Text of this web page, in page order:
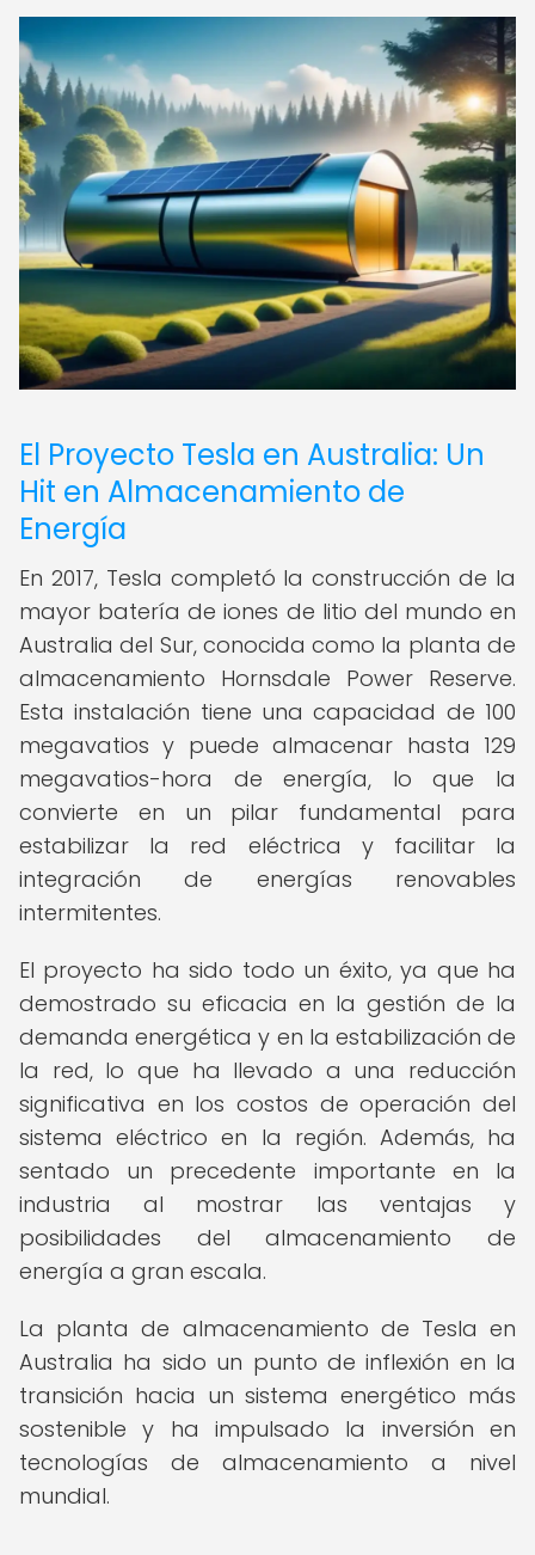
El Proyecto Tesla en Australia: Un
Hit en Almacenamiento de
Energía
En 2017, Tesla completó la construcción de la
mayor batería de iones de litio del mundo en
Australia del Sur, conocida como la planta de
almacenamiento Hornsdale Power Reserve.
Esta instalación tiene una capacidad de 100
megavatios y puede almacenar hasta 129
megavatios-hora de energía, lo que la
convierte en un pilar fundamental para
estabilizar la red eléctrica y facilitar la
integración de energías renovables
intermitentes.
El proyecto ha sido todo un éxito, ya que ha
demostrado su eficacia en la gestión de la
demanda energética y en la estabilización de
la red, lo que ha llevado a una reducción
significativa en los costos de operación del
sistema eléctrico en la región. Además, ha
sentado un precedente importante en la
industria al mostrar las ventajas y
posibilidades del almacenamiento de
energía a gran escala.
La planta de almacenamiento de Tesla en
Australia ha sido un punto de inflexión en la
transición hacia un sistema energético más
sostenible y ha impulsado la inversión en
tecnologías de almacenamiento a nivel
mundial.